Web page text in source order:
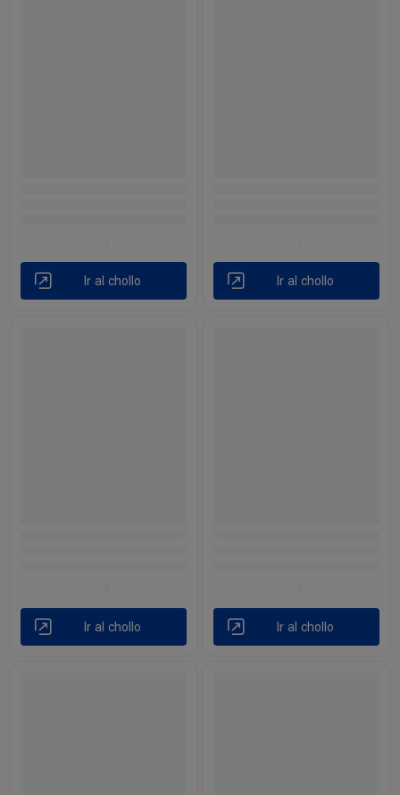
Ir al chollo Ir al chollo
Ir al chollo Ir al chollo